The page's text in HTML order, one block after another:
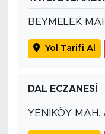
BEYMELEK
Yol Tarifi Al
DAL ECZANESİ
YENİKÖY